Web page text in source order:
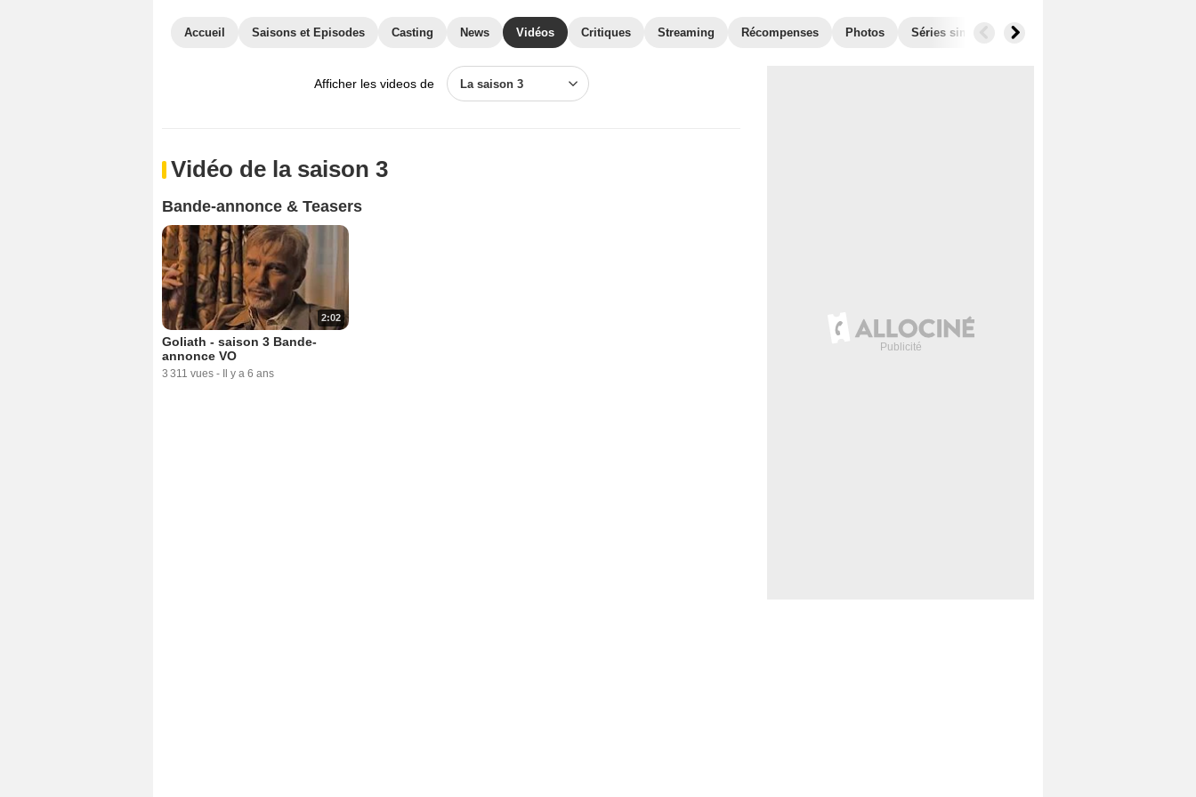
Accueil Saisons et Episodes Casting News Vidéos Critiques Streaming Récompenses Photos Séries similaires
Afficher les videos de La saison 3
Vidéo de la saison 3
Bande-annonce & Teasers
2:02
Goliath - saison 3 Bande-
annonce VO
3 311 vues - Il y a 6 ans